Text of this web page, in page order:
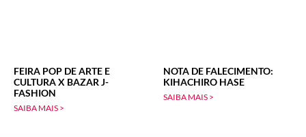
FEIRA POP DE ARTE E
CULTURA X BAZAR J-
FASHION
SAIBA MAIS >
NOTA DE FALECIMENTO:
KIHACHIRO HASE
SAIBA MAIS >